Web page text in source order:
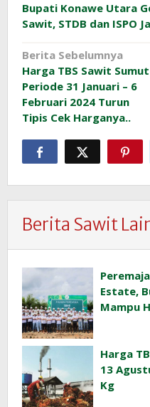
Bupati Konawe Utara
Sawit, STDB dan ISPO
Navigasi
pos
Berita Sebelumnya
Harga TBS Sawit Sumut
Periode 31 Januari – 6
Februari 2024 Turun
Tipis Cek Harganya..
Berita Sawit
Estate,
Mampu
Harga
13
Kg